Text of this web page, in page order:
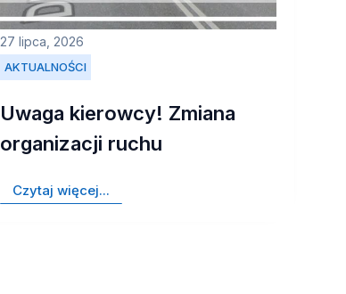
AKTUALNOŚCI
27 lipca, 2026
Uwaga kierowcy! Zmiana
organizacji ruchu
Czytaj więcej...